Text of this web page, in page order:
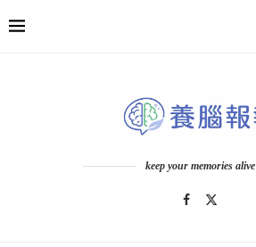
keep your memories alive